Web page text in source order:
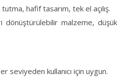
hafif tasarım, tek el açılış.
malzeme, düşük
seviyeden kullanıcı için uygun.